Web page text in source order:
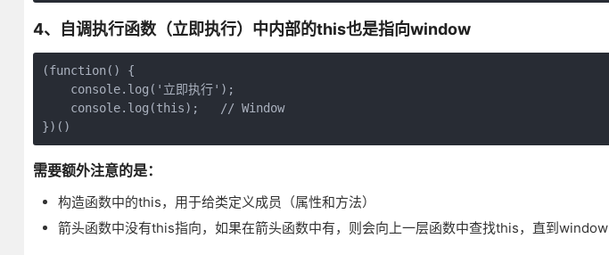
4、自调执行函数（立即执行）中内部的this也是指向window
(function() {
    console.log('立即执行');
    console.log(this);   // Window
需要额外注意的是：
构造函数中的this，用于给类定义成员（属性和方法）
箭头函数中没有this指向，如果在箭头函数中有，则会向上一层函数中查找this，直到window